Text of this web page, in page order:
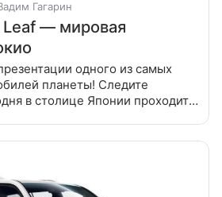
Гагарин
— мировая
одного из самых
планеты! Следите
в столице Японии проходит